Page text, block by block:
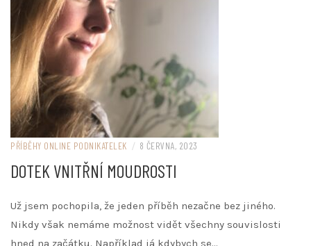
PŘÍBĚHY ONLINE PODNIKATELEK / 8 ČERVNA, 2023
DOTEK VNITŘNÍ MOUDROSTI
Už jsem pochopila, že jeden příběh nezačne bez jiného.
Nikdy však nemáme možnost vidět všechny souvislosti
hned na začátku. Například já kdybych se…